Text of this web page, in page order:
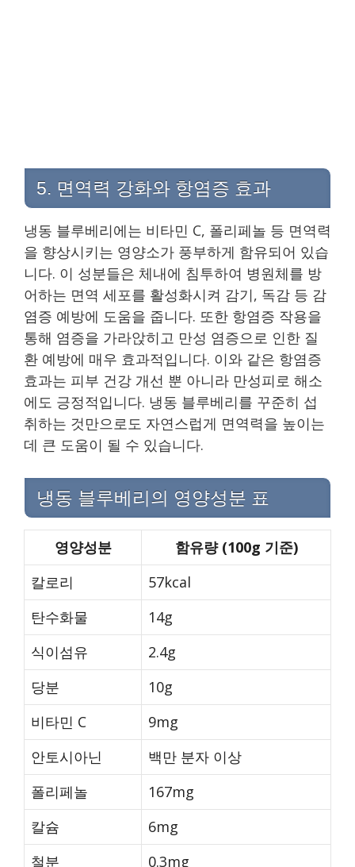
5. 면역력 강화와 항염증 효과
냉동 블루베리에는 비타민 C, 폴리페놀 등 면역력
을 향상시키는 영양소가 풍부하게 함유되어 있습
니다. 이 성분들은 체내에 침투하여 병원체를 방
어하는 면역 세포를 활성화시켜 감기, 독감 등 감
염증 예방에 도움을 줍니다. 또한 항염증 작용을
통해 염증을 가라앉히고 만성 염증으로 인한 질
환 예방에 매우 효과적입니다. 이와 같은 항염증
효과는 피부 건강 개선 뿐 아니라 만성피로 해소
에도 긍정적입니다. 냉동 블루베리를 꾸준히 섭
취하는 것만으로도 자연스럽게 면역력을 높이는
데 큰 도움이 될 수 있습니다.
냉동 블루베리의 영양성분 표
영양성분
함유량 (100g 기준)
칼로리
57kcal
탄수화물
14g
식이섬유
2.4g
당분
10g
비타민 C
9mg
안토시아닌
백만 분자 이상
폴리페놀
167mg
칼슘
6mg
철분
0.3mg